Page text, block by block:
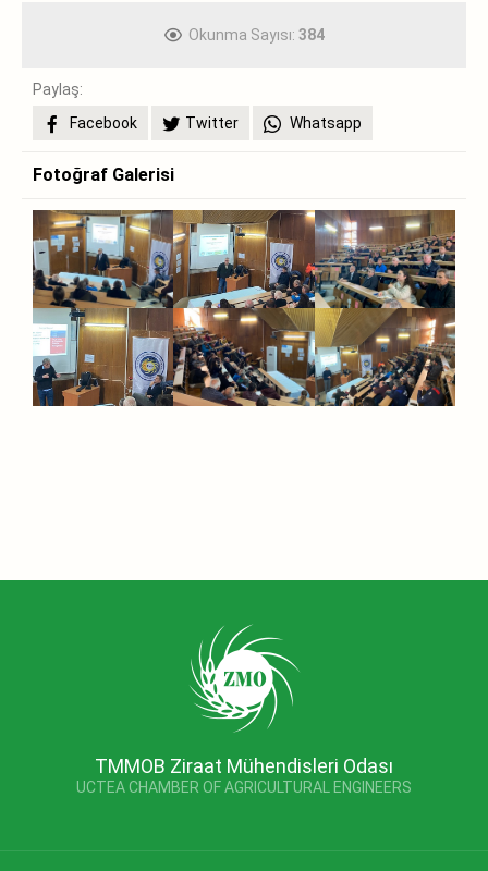
Okunma Sayısı: 384
Paylaş:
Facebook
Twitter Whatsapp
Fotoğraf Galerisi
TMMOB Ziraat Mühendisleri Odası
UCTEA CHAMBER OF AGRICULTURAL ENGINEERS